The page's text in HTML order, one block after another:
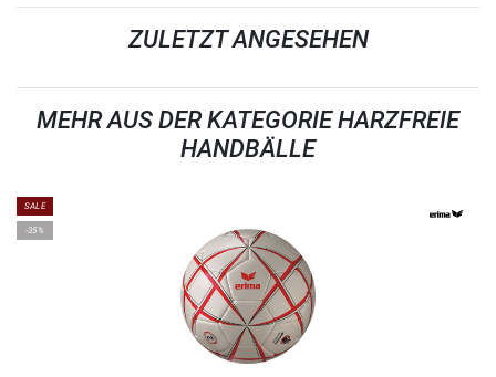
ZULETZT ANGESEHEN
MEHR AUS DER KATEGORIE HARZFREIE
HANDBÄLLE
SALE
-35%